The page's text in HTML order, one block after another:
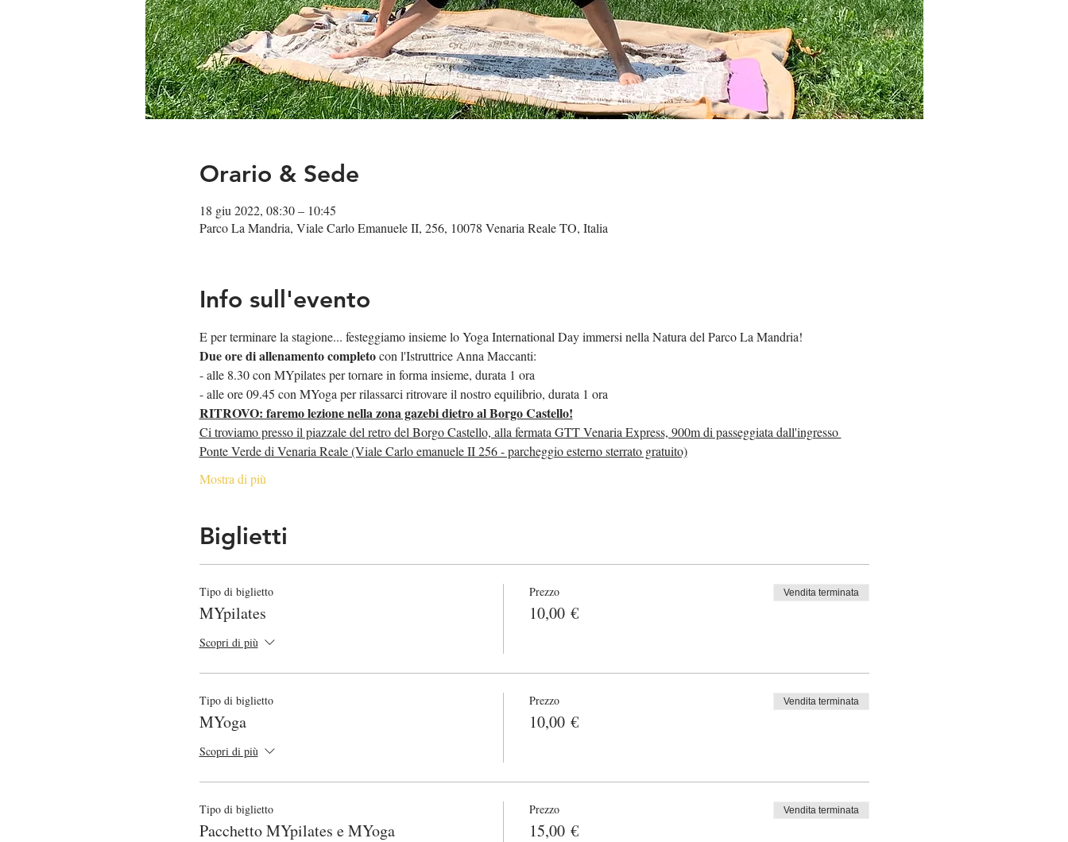
Orario & Sede
18 giu 2022, 08:30 – 10:45
Parco La Mandria, Viale Carlo Emanuele II, 256, 10078 Venaria Reale TO, Italia
Info sull'evento
E per terminare la stagione... festeggiamo insieme lo Yoga International Day immersi nella Natura del Parco La Mandria!
Due ore di allenamento completo con l'Istruttrice Anna Maccanti:
- alle 8.30 con MYpilates per tornare in forma insieme, durata 1 ora
- alle ore 09.45 con MYoga per rilassarci ritrovare il nostro equilibrio, durata 1 ora
RITROVO: faremo lezione nella zona gazebi dietro al Borgo Castello!
Ci troviamo presso il piazzale del retro del Borgo Castello, alla fermata GTT Venaria Express, 900m di passeggiata dall'ingresso
Ponte Verde di Venaria Reale (Viale Carlo emanuele II 256 - parcheggio esterno sterrato gratuito)
Mostra di più
Biglietti
Tipo di biglietto
MYpilates
Scopri di più
Prezzo
10,00 €
Vendita terminata
Tipo di biglietto
MYoga
Scopri di più
Prezzo
10,00 €
Vendita terminata
Tipo di biglietto
Pacchetto MYpilates e MYoga
Prezzo
15,00 €
Vendita terminata